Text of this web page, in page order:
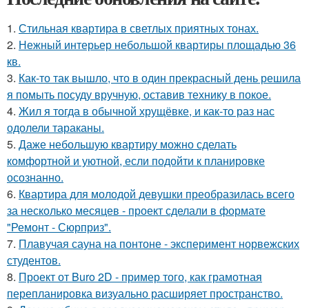
1. Стильная квартира в светлых приятных тонах.
2. Нежный интерьер небольшой квартиры площадью 36
кв.
3. Как-то так вышло, что в один прекрасный день решила
я помыть посуду вручную, оставив технику в покое.
4. Жил я тогда в обычной хрущёвке, и как-то раз нас
одолели тараканы.
5. Даже небольшую квартиру можно сделать
комфортной и уютной, если подойти к планировке
осознанно.
6. Квартира для молодой девушки преобразилась всего
за несколько месяцев - проект сделали в формате
"Ремонт - Сюрприз".
7. Плавучая сауна на понтоне - эксперимент норвежских
студентов.
8. Проект от Buro 2D - пример того, как грамотная
перепланировка визуально расширяет пространство.